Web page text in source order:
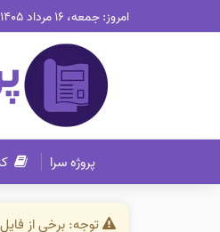
امروز: جمعه، ۱۶ مرداد ۱۴۰۵
پروژه سرا
توجه: برخی از